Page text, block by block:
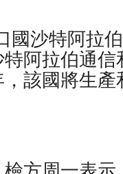
國沙特阿拉
特阿拉伯通
該國將生